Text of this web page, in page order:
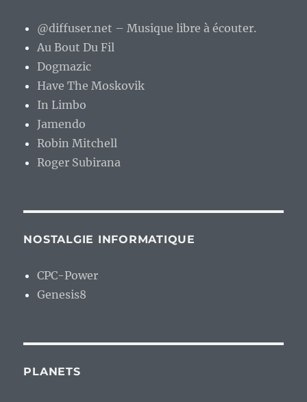
@diffuser.net – Musique libre à écouter.
Au Bout Du Fil
Dogmazic
Have The Moskovik
In Limbo
Jamendo
Robin Mitchell
Roger Subirana
NOSTALGIE INFORMATIQUE
CPC-Power
Genesis8
PLANETS